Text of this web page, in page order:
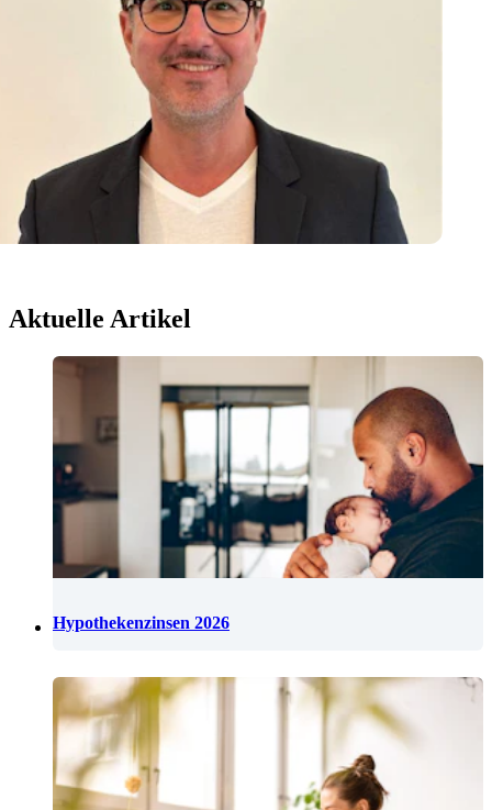
Aktuelle Artikel
Hypothekenzinsen 2026